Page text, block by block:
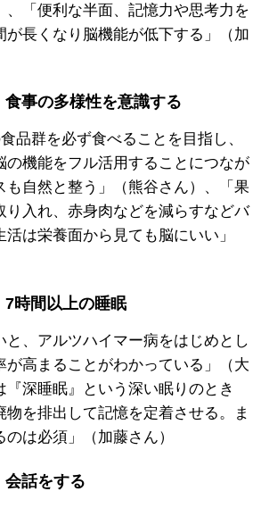
、「便利な半面、記憶力や思考力を
が長くなり脳機能が低下する」（加
事の多様性を意識する
品群を必ず食べることを目指し、
の機能をフル活用することにつなが
も自然と整う」（熊谷さん）、「果
り入れ、赤身肉などを減らすなどバ
は栄養面から見ても脳にいい」
時間以上の睡眠
と、アルツハイマー病をはじめとし
が高まることがわかっている」（大
『深睡眠』という深い眠りのとき
物を排出して記憶を定着させる。ま
は必須」（加藤さん）
会話をする